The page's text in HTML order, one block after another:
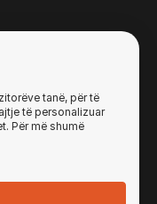
tanë, për të
të personalizuar
Për më shumë